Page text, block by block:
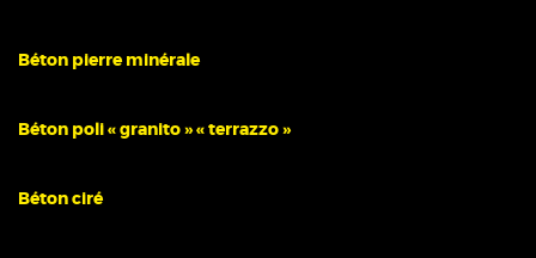
Béton pierre minérale
Béton poli « granito » « terrazzo »
Béton ciré